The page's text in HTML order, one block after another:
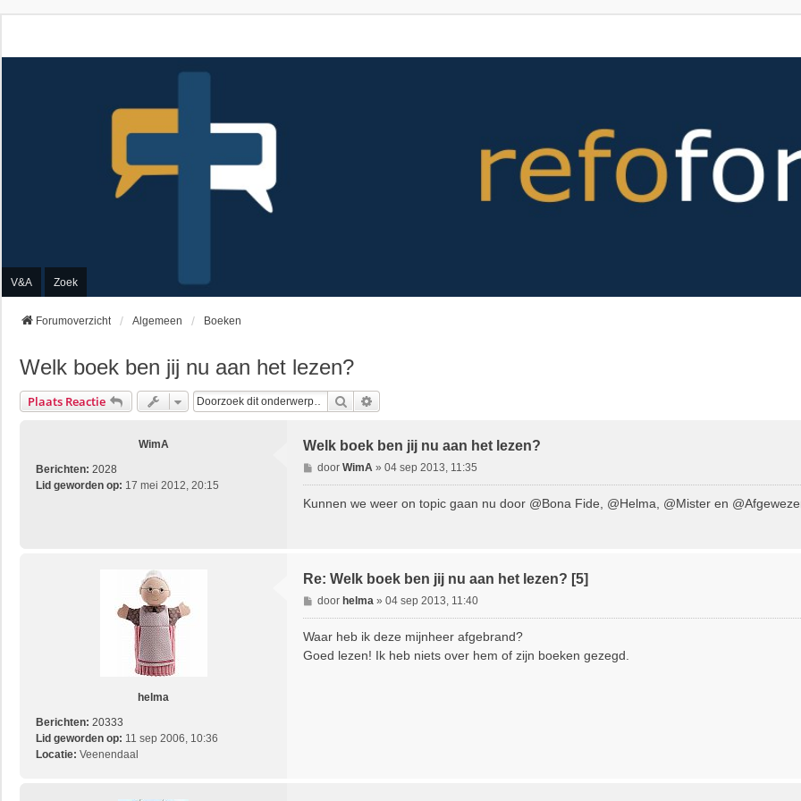
V&A Zoek
Forumoverzicht Algemeen Boeken
Welk boek ben jij nu aan het lezen?
Plaats Reactie Zoek
WimA
Berichten: 2028
Lid geworden op: 17 mei 2012, 20:15
Welk boek ben jij nu aan het lezen?
B
e
door WimA » 04 sep 2013, 11:35
Kunnen we weer on topic gaan nu door @Bona Fide, @Helma, @Mister en
helma
Berichten: 20333
Lid geworden op: 11 sep 2006, 10:36
Locatie: Veenendaal
Re: Welk boek ben jij nu aan het lezen? [5]
B
e
r
c
door helma » 04 sep 2013, 11:40
Waar heb ik deze mijnheer afgebrand?
Goed lezen! Ik heb niets over hem of zijn boeken gezegd.